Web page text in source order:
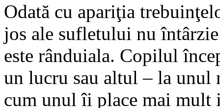
Odată cu apariţia
jos ale sufletului nu
este rânduiala. Copilul
un lucru sau altul – la
cum unul îi place mai mult